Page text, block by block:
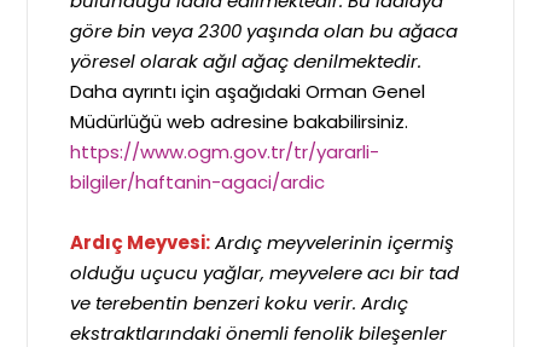
göre bin veya 2300 yaşında olan bu ağaca
yöresel olarak ağıl ağaç denilmektedir.
Daha ayrıntı için aşağıdaki Orman Genel
Müdürlüğü web adresine bakabilirsiniz.
https://www.ogm.gov.tr/tr/yararli-
bilgiler/haftanin-agaci/ardic
Ardıç Meyvesi: Ardıç meyvelerinin içermiş
olduğu uçucu yağlar, meyvelere acı bir tad
ve terebentin benzeri koku verir. Ardıç
ekstraktlarındaki önemli fenolik bileşenler